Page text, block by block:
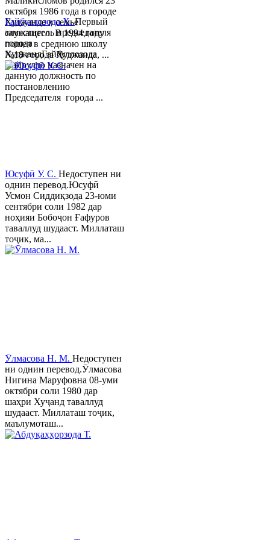
Гайбуллозода Х.Первый
заместитель председателя
города
ХуджандГайбуллозода
Хайрулло назначен на
данную должность по
постановлению
Председателя города ...
октября 1986 года в городе
Худжанде в семье
служащего. В 1994 году
пошел в среднюю школу
№18 города Худжанда, ...
Юсуфӣ У. C. Недоступен ни
однин перевод.Юсуфӣ
Усмон Сиддиқзода 23-юми
сентябри соли 1982 дар
ноҳияи Бобоҷон Ғафуров
таваллуд шудааст. Миллаташ
тоҷик, ма...
Ӯлмасова Н. М. Недоступен
ни однин перевод.Ӯлмасова
Нигина Маруфовна 08-уми
октябри соли 1980 дар
шаҳри Хуҷанд таваллуд
шудааст. Миллаташ тоҷик,
маълумоташ...